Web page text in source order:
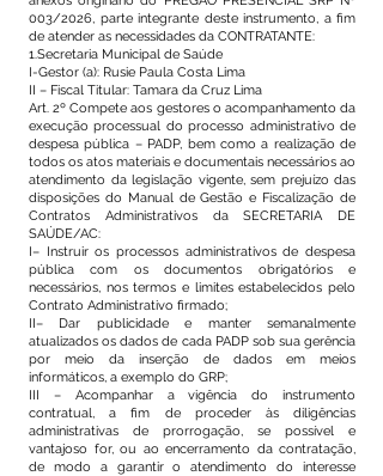
003/2026, parte integrante deste instrumento, a fim
de atender as necessidades da CONTRATANTE:
1.Secretaria Municipal de Saúde
I-Gestor (a): Rusie Paula Costa Lima
II – Fiscal Titular: Tamara da Cruz Lima
Art. 2º Compete aos gestores o acompanhamento da
execução processual do processo administrativo de
despesa pública – PADP, bem como a realização de
todos os atos materiais e documentais necessários ao
atendimento da legislação vigente, sem prejuízo das
disposições do Manual de Gestão e Fiscalização de
Contratos Administrativos da SECRETARIA DE
SAÚDE/AC:
I– Instruir os processos administrativos de despesa
pública com os documentos obrigatórios e
necessários, nos termos e limites estabelecidos pelo
Contrato Administrativo firmado;
II– Dar publicidade e manter semanalmente
atualizados os dados de cada PADP sob sua gerência
por meio da inserção de dados em meios
informáticos, a exemplo do GRP;
III – Acompanhar a vigência do instrumento
contratual, a fim de proceder às diligências
administrativas de prorrogação, se possível e
vantajoso for, ou ao encerramento da contratação,
de modo a garantir o atendimento do interesse